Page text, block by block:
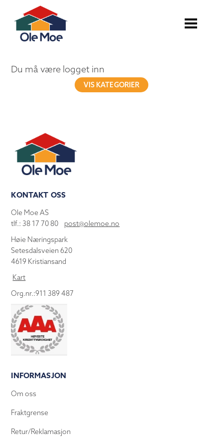
Du må være logget inn
VIS KATEGORIER
KONTAKT OSS
Ole Moe AS
tlf.: 38 17 70 80 post@olemoe.no
Høie Næringspark
Setesdalsveien 620
4619 Kristiansand
Kart
Org.nr.:911 389 487
INFORMASJON
Om oss
Fraktgrense
Retur/Reklamasjon